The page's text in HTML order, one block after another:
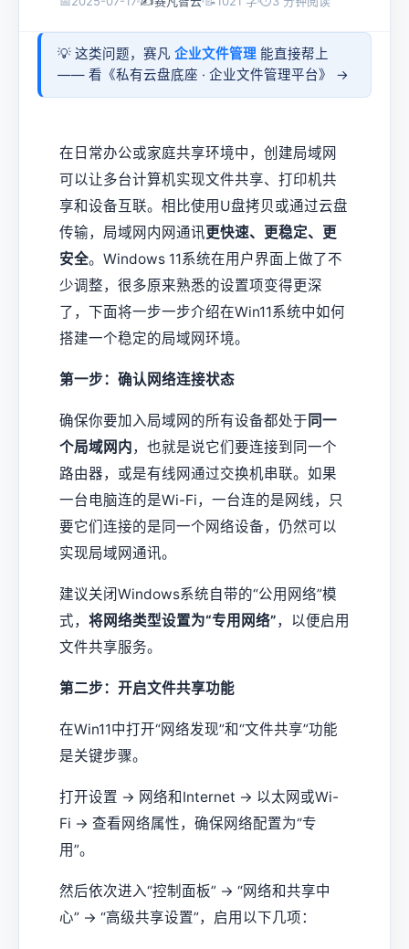
💡 这类问题，赛凡 企业文件管理 能直接帮上
—— 看《私有云盘底座 · 企业文件管理平台》 →
在日常办公或家庭共享环境中，创建局域网
可以让多台计算机实现文件共享、打印机共
享和设备互联。相比使用U盘拷贝或通过云盘
传输，局域网内网通讯更快速、更稳定、更
安全。Windows 11系统在用户界面上做了不
少调整，很多原来熟悉的设置项变得更深
了，下面将一步一步介绍在Win11系统中如何
搭建一个稳定的局域网环境。
第一步：确认网络连接状态
确保你要加入局域网的所有设备都处于 同一
个局域网内，也就是说它们要连接到同一个
路由器，或是有线网通过交换机串联。如果
一台电脑连的是Wi-Fi，一台连的是网线，只
要它们连接的是同一个网络设备，仍然可以
实现局域网通讯。
建议关闭Windows系统自带的“公用网络”模
式， 将网络类型设置为“专用网络”，以便启用
文件共享服务。
第二步：开启文件共享功能
在Win11中打开“网络发现”和“文件共享”功能
是关键步骤。
打开设置 → 网络和Internet → 以太网或Wi-
Fi → 查看网络属性，确保网络配置为“专
用”。
然后依次进入“控制面板” → “网络和共享中
心” → “高级共享设置”，启用以下几项：